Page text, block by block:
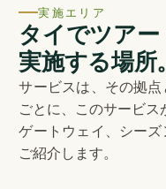
実施エリア
タイでツア
実施する場所。
サービスは、その拠
ごとに、このサービ
ゲートウェイ、シー
ご紹介します。